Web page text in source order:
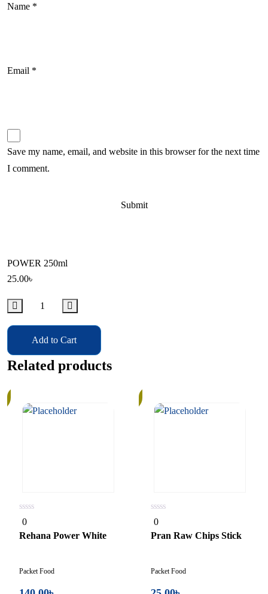
Name *
Email *
Save my name, email, and website in this browser for the next time
I comment.
POWER 250ml
25.00৳
Add to Cart
Related products
0
out
of
5
0
Rehana Power White
Packet Food
0
out
of
5
0
Pran Raw Chips Stick
Packet Food